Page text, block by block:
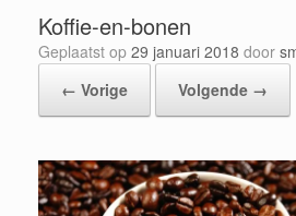
Koffie-en-bonen
Geplaatst op 29 januari 2018 door
← Vorige
Volgende →